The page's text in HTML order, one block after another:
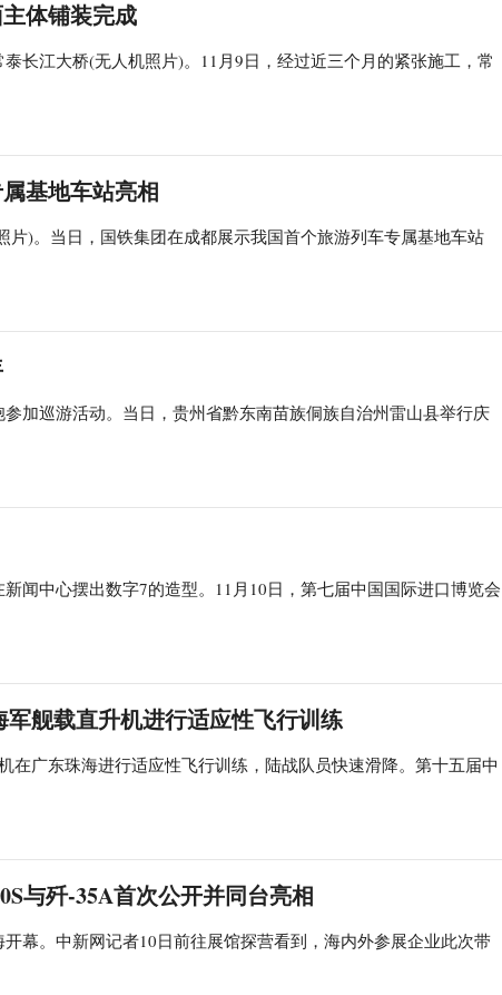
体铺装完成
长江大桥(无人机照片)。11月9日，经过近三个月的紧张施工，常
基地车站亮相
片)。当日，国铁集团在成都展示我国首个旅游列车专属基地车站
加巡游活动。当日，贵州省黔东南苗族侗族自治州雷山县举行庆
闻中心摆出数字7的造型。11月10日，第七届中国国际进口博览会
舰载直升机进行适应性飞行训练
在广东珠海进行适应性飞行训练，陆战队员快速滑降。第十五届中
与歼-35A首次公开并同台亮相
幕。中新网记者10日前往展馆探营看到，海内外参展企业此次带